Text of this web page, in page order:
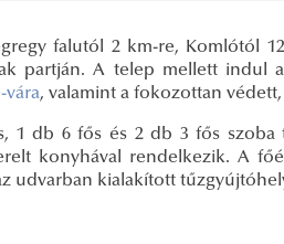
falutól 2 km-re, Komlótól
partján. A telep mellett indul a
vára, valamint a fokozottan
1 db 6 fős és 2 db 3 fős szoba
konyhával rendelkezik. A
udvarban kialakított